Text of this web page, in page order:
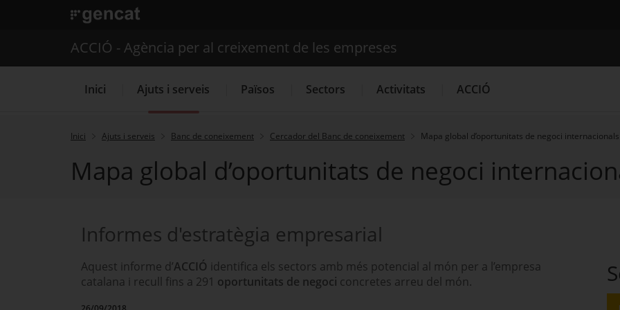
. Obre en una nova finestra.
Cercador
Serveis d'internacionalització Serveis d'innovació Convocatòries d'ajuts obertes
ACCIÓ - Agència per al creixement de les empreses
Inici Ajuts i serveis Països Sectors Activitats ACCIÓ
Inici Ajuts i serveis Banc de coneixement Cercador del Banc de coneixement Mapa global d’oportunitats de negoci internacionals
Mapa global d’oportunitats de negoci
Informes d'estratègia empresarial
Aquest informe d’ACCIÓ identifica els sectors amb més potencial al món per a l’empresa
catalana i recull fins a 291 oportunitats de negoci concretes arreu del món.